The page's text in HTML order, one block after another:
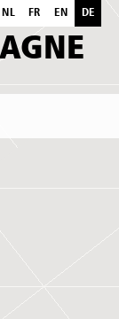
NL FR EN DE